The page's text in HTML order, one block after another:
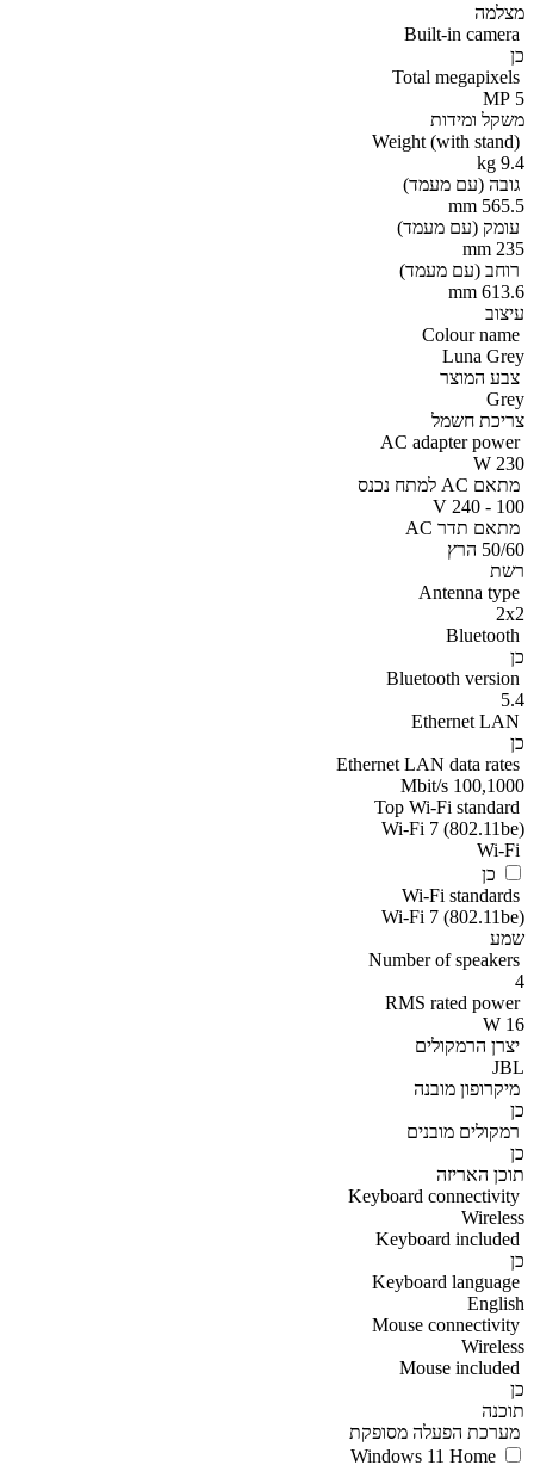
מצלמה
Built-in camera
כן
Total megapixels
5 MP
משקל ומידות
Weight (with stand)
9.4 kg
גובה (עם מעמד)
565.5 mm
עומק (עם מעמד)
235 mm
רוחב (עם מעמד)
613.6 mm
עיצוב
Colour name
Luna Grey
צבע המוצר
Grey
צריכת חשמל
AC adapter power
230 W
מתאם AC למתח נכנס
100 - 240 V
מתאם תדר AC
50/60 הרץ
רשת
Antenna type
2x2
Bluetooth
כן
Bluetooth version
5.4
Ethernet LAN
כן
Ethernet LAN data rates
100,1000 Mbit/s
Top Wi-Fi standard
Wi-Fi 7 (802.11be)
Wi-Fi
כן
Wi-Fi standards
Wi-Fi 7 (802.11be)
שמע
Number of speakers
4
RMS rated power
16 W
יצרן הרמקולים
JBL
מיקרופון מובנה
כן
רמקולים מובנים
כן
תוכן האריזה
Keyboard connectivity
Wireless
Keyboard included
כן
Keyboard language
English
Mouse connectivity
Wireless
Mouse included
כן
תוכנה
מערכת הפעלה מסופקת